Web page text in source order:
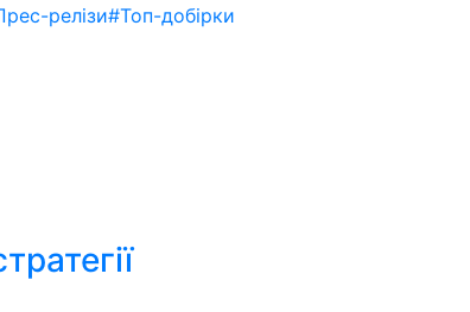
релізи#Топ-добірки